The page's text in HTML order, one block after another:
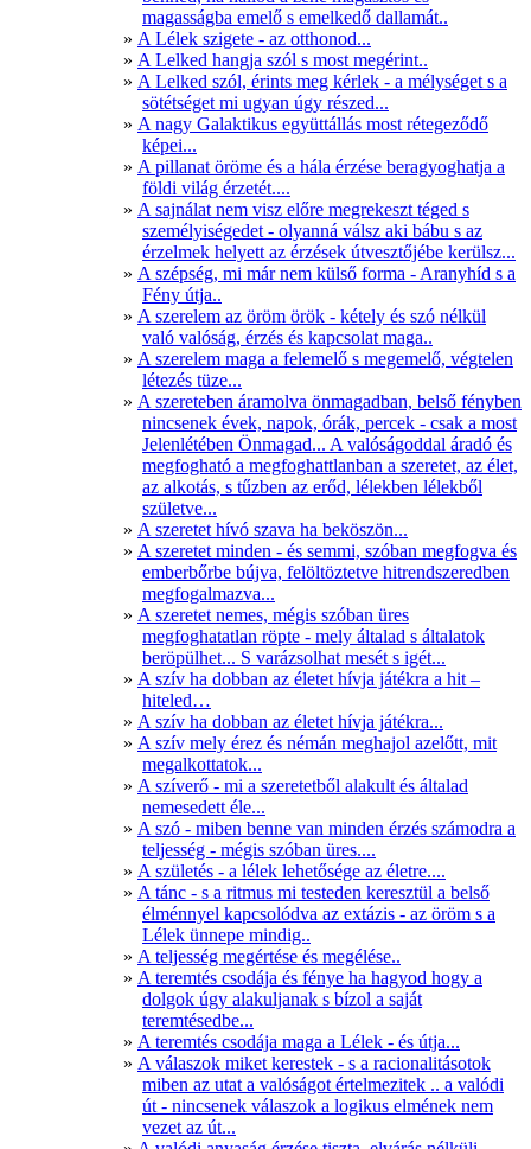
magasságba emelő s emelkedő dallamát..
A Lélek szigete - az otthonod...
A Lelked hangja szól s most megérint..
A Lelked szól, érints meg kérlek - a mélységet s a
sötétséget mi ugyan úgy részed...
A nagy Galaktikus együttállás most rétegeződő
képei...
A pillanat öröme és a hála érzése beragyoghatja a
földi világ érzetét....
A sajnálat nem visz előre megrekeszt téged s
személyiségedet - olyanná válsz aki bábu s az
érzelmek helyett az érzések útvesztőjébe kerülsz...
A szépség, mi már nem külső forma - Aranyhíd s a
Fény útja..
A szerelem az öröm örök - kétely és szó nélkül
való valóság, érzés és kapcsolat maga..
A szerelem maga a felemelő s megemelő, végtelen
létezés tüze...
A szereteben áramolva önmagadban, belső fényben
nincsenek évek, napok, órák, percek - csak a most
Jelenlétében Önmagad... A valóságoddal áradó és
megfogható a megfoghattlanban a szeretet, az élet,
az alkotás, s tűzben az erőd, lélekben lélekből
születve...
A szeretet hívó szava ha beköszön...
A szeretet minden - és semmi, szóban megfogva és
emberbőrbe bújva, felöltöztetve hitrendszeredben
megfogalmazva...
A szeretet nemes, mégis szóban üres
megfoghatatlan röpte - mely általad s általatok
beröpülhet... S varázsolhat mesét s igét...
A szív ha dobban az életet hívja játékra a hit –
hiteled…
A szív ha dobban az életet hívja játékra...
A szív mely érez és némán meghajol azelőtt, mit
megalkottatok...
A szíverő - mi a szeretetből alakult és általad
nemesedett éle...
A szó - miben benne van minden érzés számodra a
teljesség - mégis szóban üres....
A születés - a lélek lehetősége az életre....
A tánc - s a ritmus mi testeden keresztül a belső
élménnyel kapcsolódva az extázis - az öröm s a
Lélek ünnepe mindig..
A teljesség megértése és megélése..
A teremtés csodája és fénye ha hagyod hogy a
dolgok úgy alakuljanak s bízol a saját
teremtésedbe...
A teremtés csodája maga a Lélek - és útja...
A válaszok miket kerestek - s a racionalitásotok
miben az utat a valóságot értelmezitek .. a valódi
út - nincsenek válaszok a logikus elmének nem
vezet az út...